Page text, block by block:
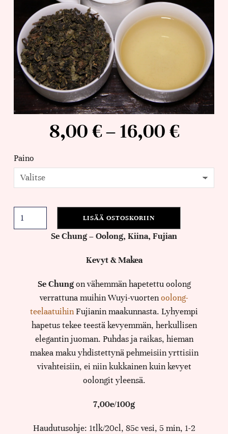
8,00€– 16,00€
Paino
LISÄÄ OSTOSKORIIN
Se Chung – Oolong, Kiina, Fujian
Kevyt & Makea
Se Chungon vähemmän hapetettu oolong
verrattuna muihin Wuyi-vuortenoolong-
teelaatuihin Fujianin maakunnasta. Lyhyempi
hapetus tekee teestä kevyemmän, herkullisen
elegantin juoman. Puhdas ja raikas, hieman
makea maku yhdistettynä pehmeisiin yrttisiin
vivahteisiin, ei niin kukkainen kuin kevyet
oolongit yleensä.
7,00e/100g
Haudutusohje: 1tlk/20cl, 85c vesi, 5 min, 1-2